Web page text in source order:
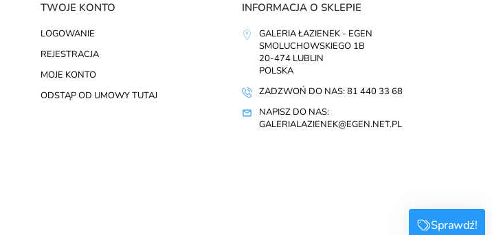
TWOJE KONTO
LOGOWANIE
REJESTRACJA
MOJE KONTO
ODSTĄP OD UMOWY TUTAJ
INFORMACJA O SKLEPIE
GALERIA ŁAZIENEK - EGEN
SMOLUCHOWSKIEGO 1B
20-474 LUBLIN
POLSKA
ZADZWOŃ DO NAS: 81 440 33 68
NAPISZ DO NAS:
GALERIALAZIENEK@EGEN.NET.PL